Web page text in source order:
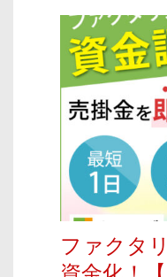
ファクタ